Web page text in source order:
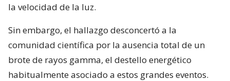
la velocidad de la luz.
Sin embargo, el hallazgo desconcertó a la
comunidad científica por la ausencia total de un
brote de rayos gamma, el destello energético
habitualmente asociado a estos grandes eventos.